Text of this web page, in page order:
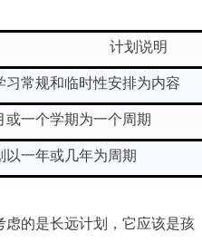
计划说明
习常规和临时性安排为内容
或一个学期为一个周期
以一年或几年为周期
的是长远计划，它应该是孩